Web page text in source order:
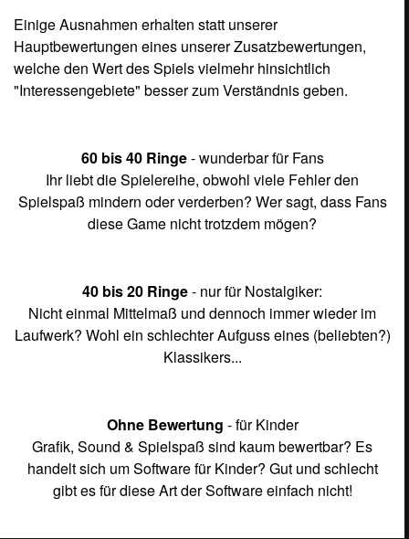
Einige Ausnahmen erhalten statt unserer
Hauptbewertungen eines unserer Zusatzbewertungen,
welche den Wert des Spiels vielmehr hinsichtlich
"Interessengebiete" besser zum Verständnis geben.
60 bis 40 Ringe- wunderbar für Fans
Ihr liebt die Spielereihe, obwohl viele Fehler den
Spielspaß mindern oder verderben? Wer sagt, dass Fans
diese Game nicht trotzdem mögen?
40 bis 20 Ringe- nur für Nostalgiker:
Nicht einmal Mittelmaß und dennoch immer wieder im
Laufwerk? Wohl ein schlechter Aufguss eines (beliebten?)
Klassikers...
Ohne Bewertung - für Kinder
Grafik, Sound & Spielspaß sind kaum bewertbar? Es
handelt sich um Software für Kinder? Gut und schlecht
gibt es für diese Art der Software einfach nicht!